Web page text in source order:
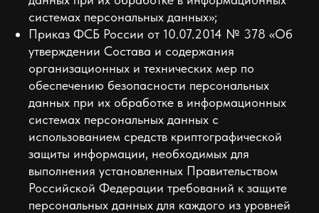
системах персональных данных»;
Приказ ФСБ России от 10.07.2014 № 378 «Об
утверждении Состава и содержания
организационных и технических мер по
обеспечению безопасности персональных
данных при их обработке в информационных
системах персональных данных с
использованием средств криптографической
защиты информации, необходимых для
выполнения установленных Правительством
Российской Федерации требований к защите
персональных данных для каждого из уровней